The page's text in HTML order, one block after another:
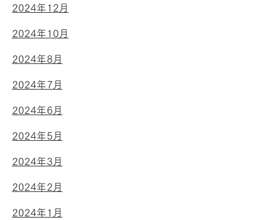
2024年12月
2024年10月
2024年8月
2024年7月
2024年6月
2024年5月
2024年3月
2024年2月
2024年1月